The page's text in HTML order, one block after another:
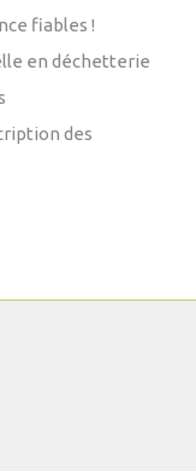
fiables !
en déchetterie
des